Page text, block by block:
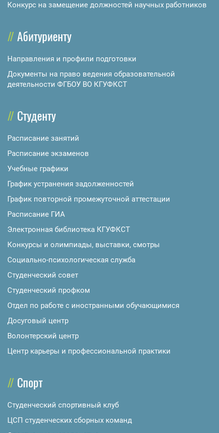
Конкурс на замещение должностей научных работников
Абитуриенту
Направления и профили подготовки
Документы на право ведения образовательной
деятельности ФГБОУ ВО КГУФКСТ
Студенту
Расписание занятий
Расписание экзаменов
Учебные графики
График устранения задолженностей
График повторной промежуточной аттестации
Расписание ГИА
Электронная библиотека КГУФКСТ
Конкурсы и олимпиады, выставки, смотры
Социально-психологическая служба
Студенческий совет
Студенческий профком
Отдел по работе с иностранными обучающимися
Досуговый центр
Волонтерский центр
Центр карьеры и профессиональной практики
Спорт
Студенческий спортивный клуб
ЦСП студенческих сборных команд